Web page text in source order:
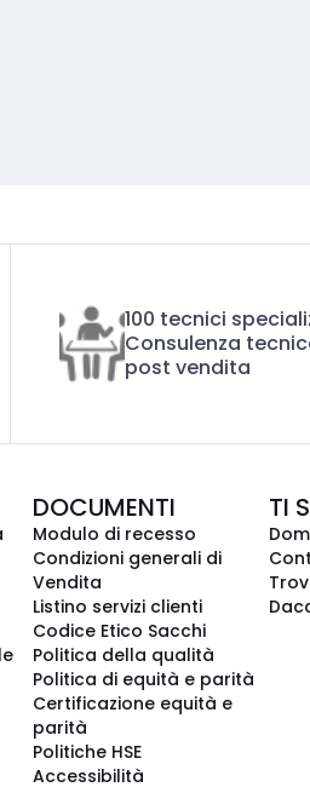
100 tecnici
Consulenza
post vendita
DOCUMENTI
Modulo di recesso
Condizioni generali di
Vendita
Listino servizi clienti
Codice Etico Sacchi
Politica della qualità
Politica di equità e parità
Certificazione equità e
parità
Politiche HSE
Accessibilità
TI